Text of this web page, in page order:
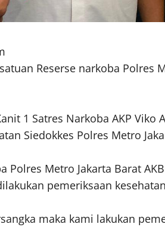
Reserse narkoba Polres
1 Satres Narkoba AKP Viko
Siedokkes Polres Metro
Polres Metro Jakarta Barat
pemeriksaan kesehatan
maka kami lakukan